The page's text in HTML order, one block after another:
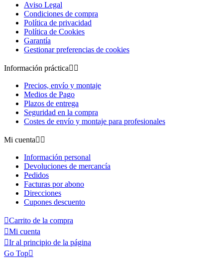
Aviso Legal
Condiciones de compra
Política de privacidad
Política de Cookies
Garantía
Gestionar preferencias de cookies
Información práctica 
Precios, envío y montaje
Medios de Pago
Plazos de entrega
Seguridad en la compra
Costes de envío y montaje para profesionales
Mi cuenta 
Información personal
Devoluciones de mercancía
Pedidos
Facturas por abono
Direcciones
Cupones descuento
Carrito de la compra
Mi cuenta
Ir al principio de la página
Go Top